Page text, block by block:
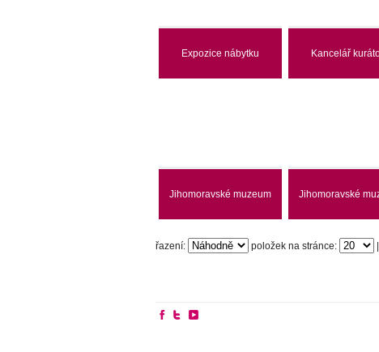
Expozice nábytku Kancelář
Jihomoravské muzeum Jihomoravské
řazení: položek na stránce: